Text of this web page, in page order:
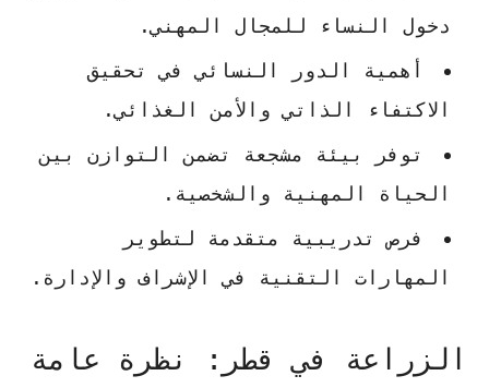
دخول النساء للمجال المهني.
أهمية الدور النسائي في تحقيق
الاكتفاء الذاتي والأمن الغذائي.
توفر بيئة مشجعة تضمن التوازن بين
الحياة المهنية والشخصية.
فرص تدريبية متقدمة لتطوير
المهارات التقنية في الإشراف والإدارة.
الزراعة في قطر: نظرة عامة